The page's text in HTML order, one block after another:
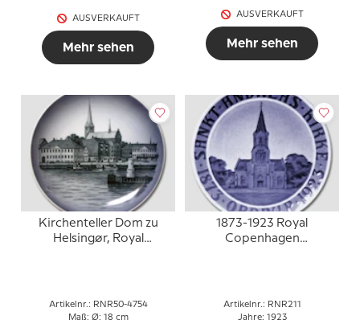
AUSVERKAUFT
Mehr sehen
AUSVERKAUFT
Mehr sehen
Kirchenteller Dom zu
Helsingør, Royal
Artikelnr.: RNR50-4754
Maß: Ø: 18 cm
1873-1923 Royal
Copenhagen
Artikelnr.: RNR211
Jahre: 1923